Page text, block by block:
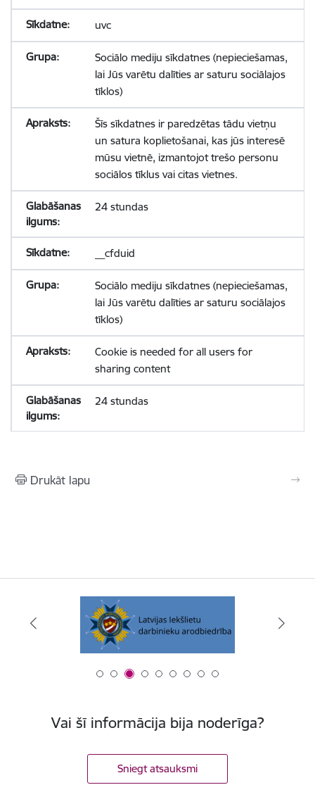
uvc
Sociālo mediju sīkdatnes (nepieciešamas,
lai Jūs varētu dalīties ar saturu sociālajos
tīklos)
Šīs sīkdatnes ir paredzētas tādu vietņu
un satura koplietošanai, kas jūs interesē
mūsu vietnē, izmantojot trešo personu
sociālos tīklus vai citas vietnes.
24 stundas
__cfduid
Sociālo mediju sīkdatnes (nepieciešamas,
lai Jūs varētu dalīties ar saturu sociālajos
tīklos)
Cookie is needed for all users for
sharing content
24 stundas
Drukāt lapu
Vai šī informācija bija noderīga?
Sniegt atsauksmi